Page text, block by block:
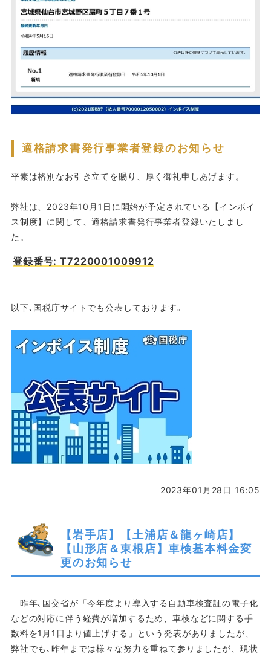
適格請求書発行事業者登録のお知らせ
平素は格別なお引き立てを賜り、厚く御礼申しあげます。
弊社は、2023年10月1日に開始が予定されている【インボイ
ス制度】に関して、適格請求書発行事業者登録いたしまし
た。
登録番号: T7220001009912
以下､国税庁サイトでも公表しております｡
2023年01月28日 16:05
【岩手店】【土浦店＆龍ヶ崎店】
【山形店＆東根店】車検基本料金変
更のお知らせ
昨年､国交省が「今年度より導入する自動車検査証の電子化
などの対応に伴う経費が増加するため、車検などに関する手
数料を1月1日より値上げする」という発表がありましたが、
弊社でも､昨年までは様々な努力を重ねて参りましたが、現状